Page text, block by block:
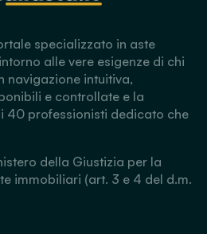
specializzato in aste
alle vere esigenze di chi
navigazione intuitiva,
e controllate e la
40 professionisti dedicato che
della Giustizia per la
immobiliari (art. 3 e 4 del d.m.